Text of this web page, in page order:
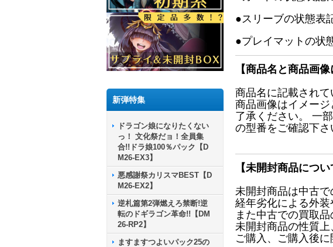
新弾特集
ドラゴン娘になりたくない
っ！ 文化祭だョ！全員集
合!!ドラ娘100％パック【D
M26-EX3】
悪感謝祭カリスマBEST【D
M26-EX2】
逆札篇第2弾燃えろ禁断!逆
転のドギラゴン革命!!【DM
26-RP2】
ますますつよいパック25の
●スリーブの状態表
●プレイマットの状
【商品名と商品画像
商品名に記載されて
商品画像はイメー
了承ください。 一
の型番をご確認下さ
【未開封商品につ
未開封商品は中古で
経年劣化による外装
また中古での買取
未開封商品の性質上
ご購入、ご購入後